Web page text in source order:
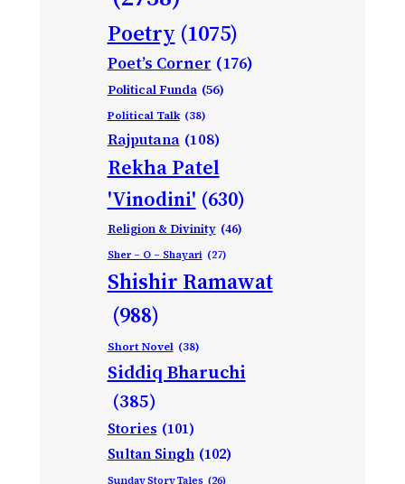
Poetry (1075)
Poet’s Corner (176)
Political Funda (56)
Political Talk (38)
Rajputana (108)
Rekha Patel
'Vinodini' (630)
Religion & Divinity (46)
Sher – O – Shayari (27)
Shishir Ramawat
(988)
Short Novel (38)
Siddiq Bharuchi
(385)
Stories (101)
Sultan Singh (102)
Sunday Story Tales (26)